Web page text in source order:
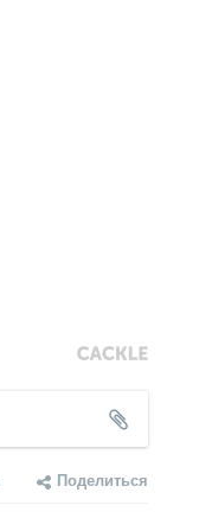
Поделиться